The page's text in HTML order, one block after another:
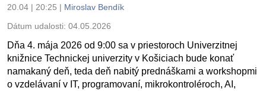
20.04 | 20:25 | Miroslav Bendík
Dátum udalosti: 04.05.2026
Dňa 4. mája 2026 od 9:00 sa v priestoroch Univerzitnej
knižnice Technickej univerzity v Košiciach bude konať
namakaný deň, teda deň nabitý prednáškami a workshopmi
o vzdelávaní v IT, programovaní, mikrokontroléroch, AI,